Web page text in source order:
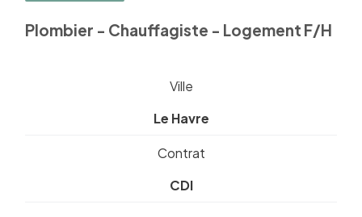
Plombier - Chauffagiste - Logement F/H
Ville
Le Havre
Contrat
CDI